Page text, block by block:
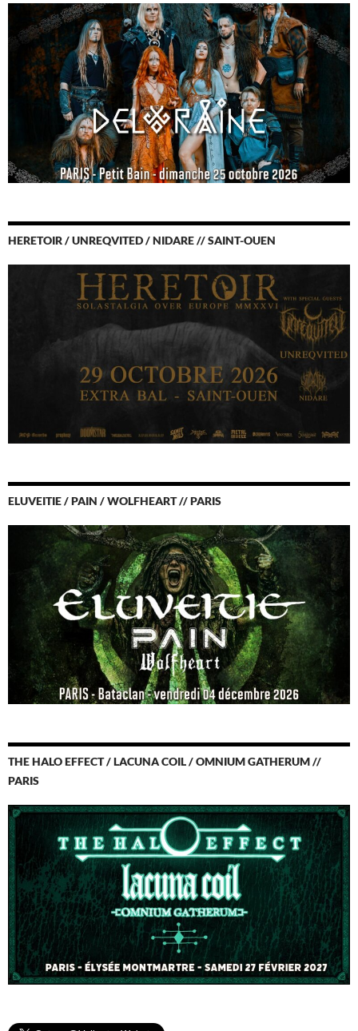
HERETOIR / UNREQVITED / NIDARE // SAINT-OUEN
ELUVEITIE / PAIN / WOLFHEART // PARIS
THE HALO EFFECT / LACUNA COIL / OMNIUM GATHERUM //
PARIS